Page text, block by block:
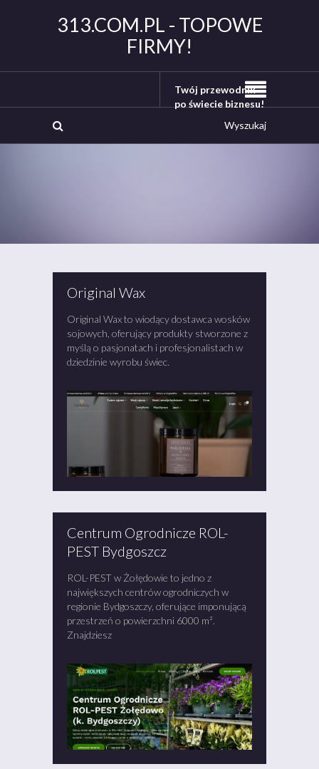
313.COM.PL - TOPOWE
FIRMY!
Twój przewodnik
po świecie biznesu!
Original Wax
Original Wax to wiodący dostawca wosków
sojowych, oferujący produkty stworzone z
myślą o pasjonatach i profesjonalistach w
dziedzinie wyrobu świec.
Centrum Ogrodnicze ROL-
PEST Bydgoszcz
ROL-PEST w Żołędowie to jedno z
największych centrów ogrodniczych w
regionie Bydgoszczy, oferujące imponującą
przestrzeń o powierzchni 6000 m².
Znajdziesz